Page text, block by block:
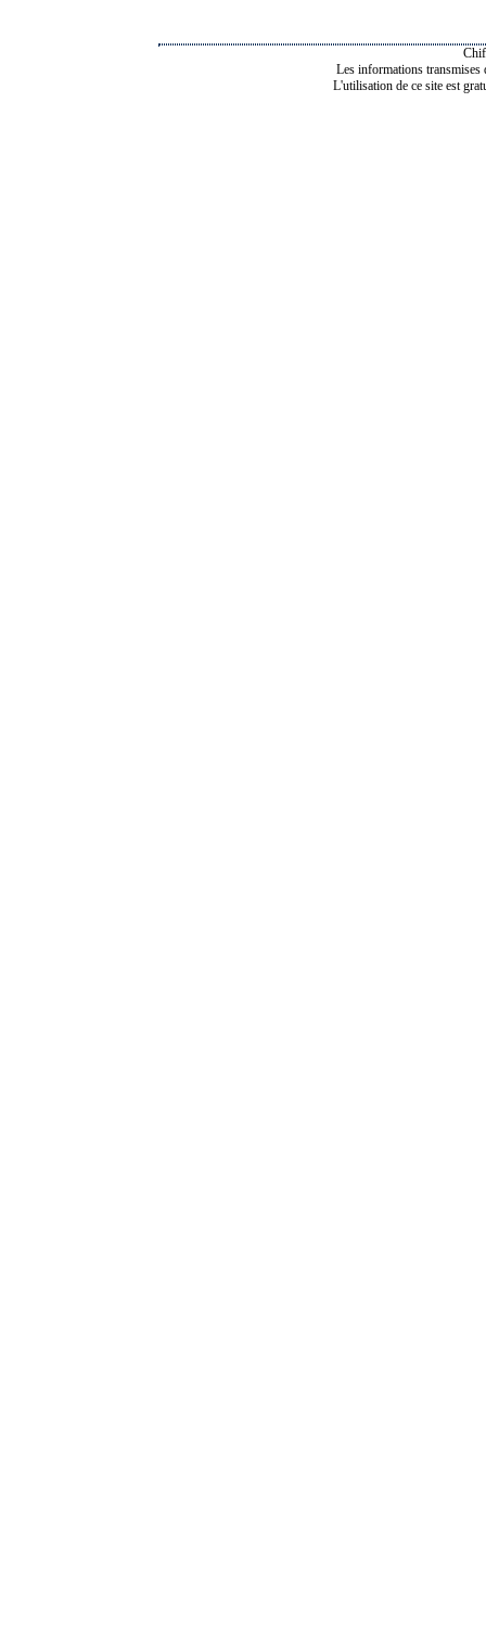
Les informations transmises
L'utilisation de ce site est